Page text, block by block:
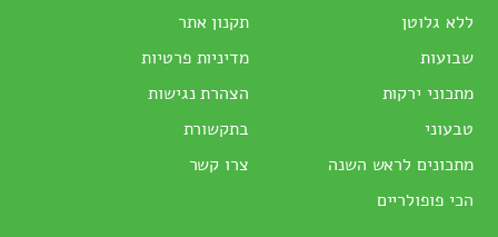
ללא גלוטן
שבועות
מתכוני ירקות
טבעוני
מתכונים לראש השנה
הכי פופולריים
תקנון אתר
מדיניות פרטיות
הצהרת נגישות
בתקשורת
צרו קשר